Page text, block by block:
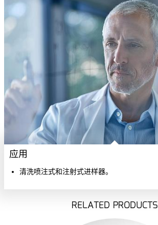
应用
清洗喷注式和注射式进样器。
RELATED PRODUCTS